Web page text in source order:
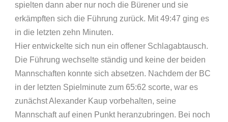
spielten dann aber nur noch die Bürener und sie
erkämpften sich die Führung zurück. Mit 49:47 ging es
in die letzten zehn Minuten.
Hier entwickelte sich nun ein offener Schlagabtausch.
Die Führung wechselte ständig und keine der beiden
Mannschaften konnte sich absetzen. Nachdem der BC
in der letzten Spielminute zum 65:62 scorte, war es
zunächst Alexander Kaup vorbehalten, seine
Mannschaft auf einen Punkt heranzubringen. Bei noch